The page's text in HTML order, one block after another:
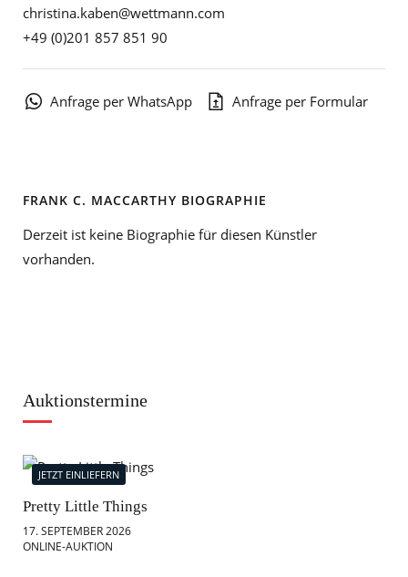
christina.kaben@wettmann.com
+49 (0)201 857 851 90
Anfrage per WhatsApp Anfrage per Formular
FRANK C. MACCARTHY BIOGRAPHIE
Derzeit ist keine Biographie für diesen Künstler
vorhanden.
Auktionstermine
JETZT EINLIEFERN
Pretty Little Things
17. SEPTEMBER 2026
ONLINE-AUKTION